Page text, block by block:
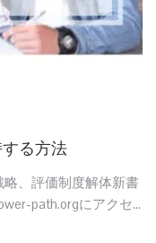
る方法
、評価制度解体新書
path.orgにアクセ